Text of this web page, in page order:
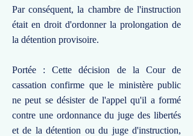
Par conséquent, la chambre de l'instruction
était en droit d'ordonner la prolongation de
la détention provisoire.
Portée : Cette décision de la Cour de
cassation confirme que le ministère public
ne peut se désister de l'appel qu'il a formé
contre une ordonnance du juge des libertés
et de la détention ou du juge d'instruction,